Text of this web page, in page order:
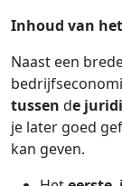
Inhoud van
Naast een
tussen de
je later goed
kan geven.